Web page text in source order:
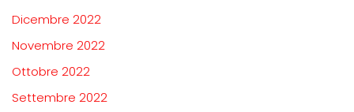
Dicembre 2022
Novembre 2022
Ottobre 2022
Settembre 2022